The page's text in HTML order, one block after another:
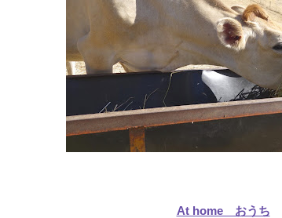
At home おうち